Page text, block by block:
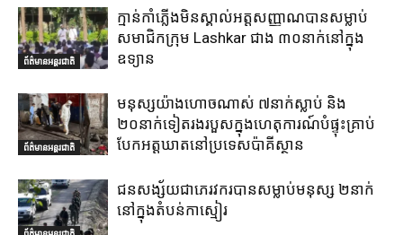
ព័ត៌មានអន្តរជាតិ
ក្មាន់កាំភ្លើងមិនស្គាល់អត្តសញ្ញាណបានសម្លាប់
សមាជិកក្រុម Lashkar ជាង ៣០នាក់នៅក្នុង
ឧទ្យាន
ព័ត៌មានអន្តរជាតិ
មនុស្សយ៉ាងហោចណាស់ ៧នាក់ស្លាប់ និង
២០នាក់ទៀតរងរបួសក្នុងហេតុការណ៍បំផ្ទុះគ្រាប់
បែកអត្តឃាតនៅប្រទេសប៉ាគីស្ថាន
ជនសង្ស័យជាភេរវករបានសម្លាប់មនុស្ស ២នាក់
នៅក្នុងតំបន់កាស្មៀរ